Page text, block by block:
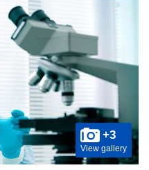
+3
View gallery